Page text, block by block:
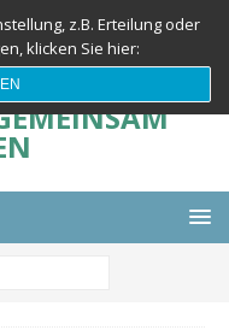
z.B. Erteilung oder
klicken Sie hier: